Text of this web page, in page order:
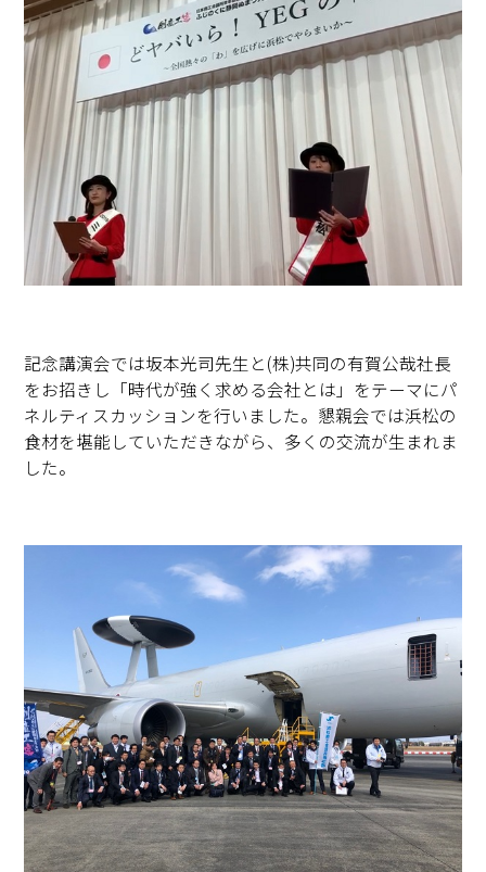
記念講演会では坂本光司先生と(株)共同の有賀公哉社長
をお招きし「時代が強く求める会社とは」をテーマにパ
ネルティスカッションを行いました。懇親会では浜松の
食材を堪能していただきながら、多くの交流が生まれま
した。